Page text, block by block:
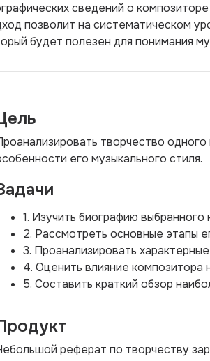
сведений о
позволит на систематическом
будет полезен для понимания
творчество
его музыкального стиля.
1. Изучить биографию выбранного
2. Рассмотреть основные этапы
3. Проанализировать
4. Оценить влияние композитора
5. Составить краткий обзор
реферат по творчеству